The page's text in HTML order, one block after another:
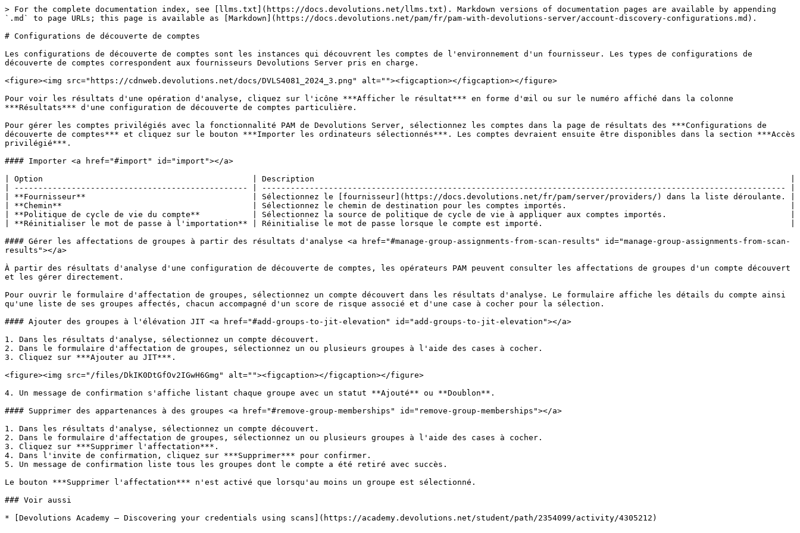
> For the complete documentation index, see [llms.txt](https://docs.devolutions.net/llms.txt). Markdown versions of documentation pages are available by appending
`.md` to page URLs; this page is available as [Markdown](https://docs.devolutions.net/pam/fr/pam-with-devolutions-server/account-discovery-configurations.md).
# Configurations de découverte de comptes
Les configurations de découverte de comptes sont les instances qui découvrent les comptes de l'environnement d'un fournisseur. Les types de configurations de
découverte de comptes correspondent aux fournisseurs Devolutions Server pris en charge.
<figure><img src="https://cdnweb.devolutions.net/docs/DVLS4081_2024_3.png" alt=""><figcaption></figcaption></figure>
Pour voir les résultats d'une opération d'analyse, cliquez sur l'icône ***Afficher le résultat*** en forme d'œil ou sur le numéro affiché dans la colonne
***Résultats*** d'une configuration de découverte de comptes particulière.
Pour gérer les comptes privilégiés avec la fonctionnalité PAM de Devolutions Server, sélectionnez les comptes dans la page de résultats des ***Configurations de
découverte de comptes*** et cliquez sur le bouton ***Importer les ordinateurs sélectionnés***. Les comptes devraient ensuite être disponibles dans la section ***Accès
privilégié***.
#### Importer <a href="#import" id="import"></a>
| Option                                            | Description                                                                                                    |
| ------------------------------------------------- | -------------------------------------------------------------------------------------------------------------- |
| **Fournisseur**                                   | Sélectionnez le [fournisseur](https://docs.devolutions.net/fr/pam/server/providers/) dans la liste déroulante. |
| **Chemin**                                        | Sélectionnez le chemin de destination pour les comptes importés.                                               |
| **Politique de cycle de vie du compte**           | Sélectionnez la source de politique de cycle de vie à appliquer aux comptes importés.                          |
| **Réinitialiser le mot de passe à l'importation** | Réinitialise le mot de passe lorsque le compte est importé.                                                    |
#### Gérer les affectations de groupes à partir des résultats d'analyse <a href="#manage-group-assignments-from-scan-results" id="manage-group-assignments-from-scan-
results"></a>
À partir des résultats d'analyse d'une configuration de découverte de comptes, les opérateurs PAM peuvent consulter les affectations de groupes d'un compte découvert
et les gérer directement.
Pour ouvrir le formulaire d'affectation de groupes, sélectionnez un compte découvert dans les résultats d'analyse. Le formulaire affiche les détails du compte ainsi
qu'une liste de ses groupes affectés, chacun accompagné d'un score de risque associé et d'une case à cocher pour la sélection.
#### Ajouter des groupes à l'élévation JIT <a href="#add-groups-to-jit-elevation" id="add-groups-to-jit-elevation"></a>
1. Dans les résultats d'analyse, sélectionnez un compte découvert.
2. Dans le formulaire d'affectation de groupes, sélectionnez un ou plusieurs groupes à l'aide des cases à cocher.
3. Cliquez sur ***Ajouter au JIT***.
<figure><img src="/files/DkIK0DtGfOv2IGwH6Gmg" alt=""><figcaption></figcaption></figure>
4. Un message de confirmation s'affiche listant chaque groupe avec un statut **Ajouté** ou **Doublon**.
#### Supprimer des appartenances à des groupes <a href="#remove-group-memberships" id="remove-group-memberships"></a>
1. Dans les résultats d'analyse, sélectionnez un compte découvert.
2. Dans le formulaire d'affectation de groupes, sélectionnez un ou plusieurs groupes à l'aide des cases à cocher.
3. Cliquez sur ***Supprimer l'affectation***.
4. Dans l'invite de confirmation, cliquez sur ***Supprimer*** pour confirmer.
5. Un message de confirmation liste tous les groupes dont le compte a été retiré avec succès.
Le bouton ***Supprimer l'affectation*** n'est activé que lorsqu'au moins un groupe est sélectionné.
### Voir aussi
* [Devolutions Academy – Discovering your credentials using scans](https://academy.devolutions.net/student/path/2354099/activity/4305212)